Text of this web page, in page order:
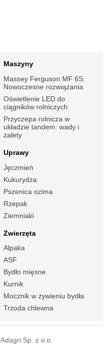
Maszyny
Massey Ferguson MF 6S.
Nowoczesne rozwiązania
Oświetlenie LED do
ciągników rolniczych
Przyczepa rolnicza w
układzie tandem: wady i
zalety
Uprawy
Jęczmień
Kukurydza
Pszenica ozima
Rzepak
Ziemniaki
Zwierzęta
Alpaka
ASF
Bydło mięsne
Kurnik
Mocznik w żywieniu bydła
Trzoda chlewna
Adagri Sp. z o.o.